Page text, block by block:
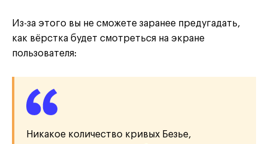
Из-за этого вы не сможете заранее предугадать,
как вёрстка будет смотреться на экране
пользователя:
Никакое количество кривых Безье,